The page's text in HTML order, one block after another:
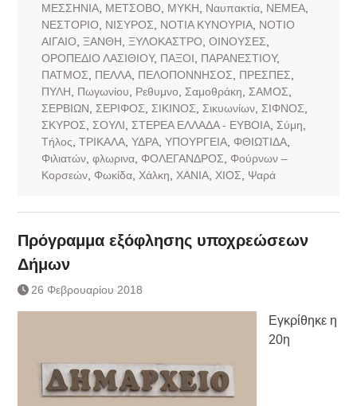
ΜΕΣΣΗΝΙΑ, ΜΕΤΣΟΒΟ ΜΥΚΗ Ναυπακτία, ΝΕΜΕΑ,
ΝΕΣΤΟΡΙΟ
ΝΙΣΥΡΟΣ ΝΟΤΙΑ ΚΥΝΟΥΡΙΑ, ΝΟΤΙΟ
ΑΙΓΑΙΟ
ΞΑΝΘΗ ΞΥΛΟΚΑΣΤΡΟ ΟΙΝΟΥΣΕΣ
ΟΡΟΠΕΔΙΟ ΛΑΣΙΘΙΟΥ, ΠΑΞΟΙ ΠΑΡΑΝΕΣΤΙΟΥ,
ΠΑΤΜΟΣ
ΠΕΛΛΑ, ΠΕΛΟΠΟΝΝΗΣΟΣ ΠΡΕΣΠΕΣ
ΠΥΛΗ
Πωγωνίου Ρεθυμνο Σαμοθράκη ΣΑΜΟΣ
ΣΕΡΒΙΩΝ
ΣΕΡΙΦΟΣ ΣΙΚΙΝΟΣ Σικυωνίων, ΣΙΦΝΟΣ
ΣΚΥΡΟΣ
ΣΟΥΛΙ ΣΤΕΡΕΑ ΕΛΛΑΔΑ - ΕΥΒΟΙΑ, Σύμη
Τήλος ΤΡΙΚΑΛΑ, ΥΔΡΑ, ΥΠΟΥΡΓΕΙΑ, ΦΘΙΩΤΙΔΑ,
Φιλιατών, φλωρινα, ΦΟΛΕΓΑΝΔΡΟΣ
Φούρνων –
Κορσεών, Φωκίδα, Χάλκη ΧΑΝΙΑ, ΧΙΟΣ Ψαρά
Πρόγραμμα εξόφλησης υποχρεώσεων
Δήμων
26 Φεβρουαρίου 2018
Εγκρίθηκε η
20η